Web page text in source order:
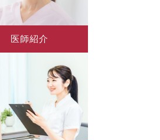
医師紹介